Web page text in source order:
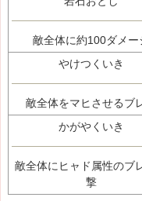
敵全体に約100ダメー
やけつくいき
敵全体をマヒさせるブ
かがやくいき
敵全体にヒャド属性のブ
撃